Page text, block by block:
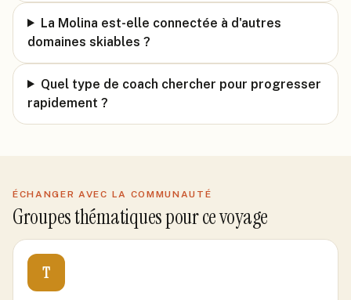
La Molina est-elle connectée à d'autres
domaines skiables ?
Quel type de coach chercher pour progresser
rapidement ?
ÉCHANGER AVEC LA COMMUNAUTÉ
Groupes thématiques pour ce voyage
T